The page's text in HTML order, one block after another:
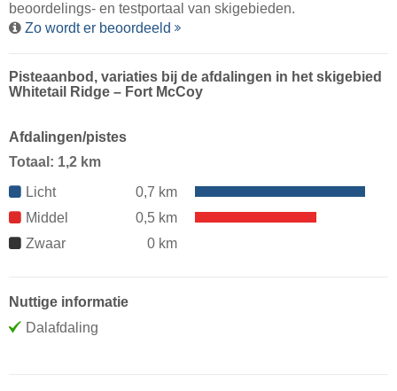
beoordelings- en testportaal van skigebieden.
Zo wordt er beoordeeld
Pisteaanbod, variaties bij de afdalingen in het skigebied
Whitetail Ridge – Fort McCoy
Afdalingen/pistes
Totaal: 1,2 km
Licht
0,7 km
Middel
0,5 km
Zwaar
0 km
Nuttige informatie
Dalafdaling